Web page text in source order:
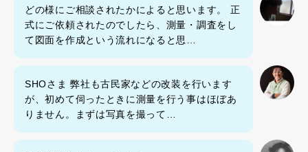
どの様にご相談されたかによると思います。 正
式にご依頼されたのでしたら、測量・調査をし
て図面を作成という流れになると思…
SHOさま 弊社も古民家などの改装を行います
が、初めて伺ったときに測量を行う事はほぼあ
りません。まずは写真を撮って…